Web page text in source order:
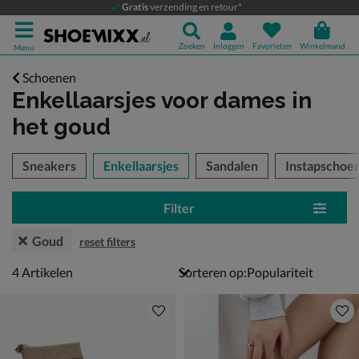
Gratisverzending en retour*
Menu Zoeken Inloggen Favorieten Winkelmand
Schoenen
Enkellaarsjes voor dames in
het goud
over
Sneakers Enkellaarsjes Sandalen
Filter
Goud reset filters
4 artikelen
4Artikelen Sorteren op: